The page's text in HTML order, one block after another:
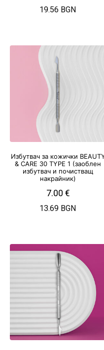
19.56 BGN
Избутвач за кожички
& CARE 30 TYPE 1 (заоблен
избутвач и почистващ
накрайник)
7.00 €
13.69 BGN